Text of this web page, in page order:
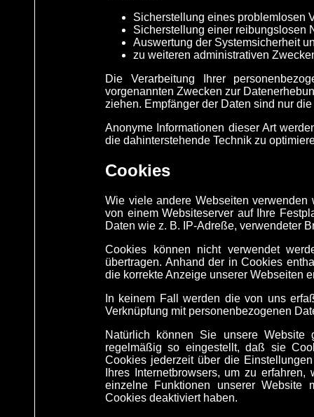
Sicherstellung eines problemlosen
Sicherstellung einer reibungslosen
Auswertung der Systemsicherheit
zu weiteren administrativen
Die Verarbeitung Ihrer
vorgenannten Zwecken zur
ziehen. Empfänger der Daten sind nur
Anonyme Informationen dieser Art
die dahinterstehende Technik zu
Cookies
Wie viele andere Webseiten
von einem Websiteserver auf Ihre
Daten wie z. B. IP-Adreße, verwendeter
Cookies können nicht verwendet
übertragen. Anhand der in Cookies
die korrekte Anzeige unserer Webseiten
In keinem Fall werden die von uns
Verknüpfung mit personenbezogenen
Natürlich können Sie unsere Website
regelmäßig so eingestellt, daß sie
Cookies jederzeit über die
Ihres Internetbrowsers, um zu
einzelne Funktionen unserer Website
Cookies deaktiviert haben.